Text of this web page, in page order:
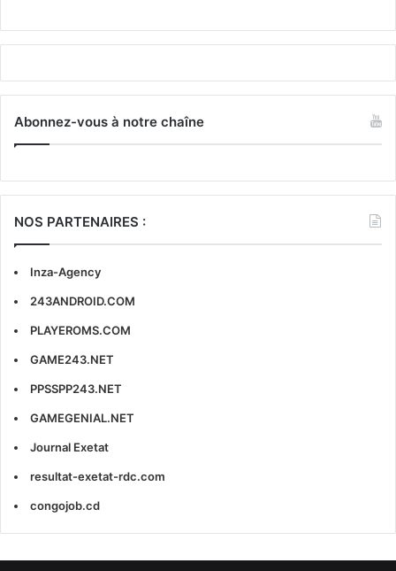
Abonnez-vous à notre chaîne
NOS PARTENAIRES :
Inza-Agency
243ANDROID.COM
PLAYEROMS.COM
GAME243.NET
PPSSPP243.NET
GAMEGENIAL.NET
Journal Exetat
resultat-exetat-rdc.com
congojob.cd